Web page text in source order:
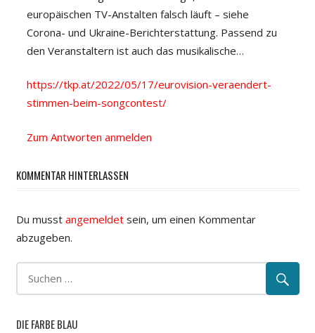
europäischen TV-Anstalten falsch läuft – siehe
Corona- und Ukraine-Berichterstattung. Passend zu
den Veranstaltern ist auch das musikalische…
https://tkp.at/2022/05/17/eurovision-veraendert-
stimmen-beim-songcontest/
Zum Antworten anmelden
KOMMENTAR HINTERLASSEN
Du musst angemeldetsein, um einen Kommentar
abzugeben.
DIE FARBE BLAU